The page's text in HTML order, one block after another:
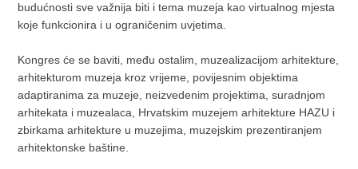
budućnosti sve važnija biti i tema muzeja kao virtualnog mjesta
koje funkcionira i u ograničenim uvjetima.
Kongres će se baviti, među ostalim, muzealizacijom arhitekture,
arhitekturom muzeja kroz vrijeme, povijesnim objektima
adaptiranima za muzeje, neizvedenim projektima, suradnjom
arhitekata i muzealaca, Hrvatskim muzejem arhitekture HAZU i
zbirkama arhitekture u muzejima, muzejskim prezentiranjem
arhitektonske baštine.